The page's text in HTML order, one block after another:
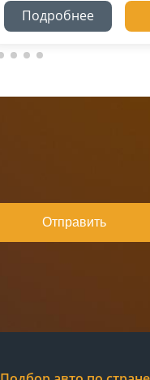
Подробнее
Отправить